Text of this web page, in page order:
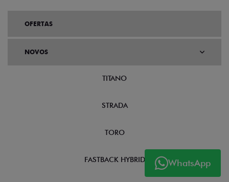
WhatsApp
OFERTAS
NOVOS
TITANO
STRADA
TORO
FASTBACK HYBRID